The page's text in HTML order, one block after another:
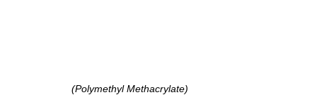
(Polymethyl Methacrylate)